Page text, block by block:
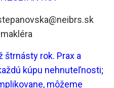
štrnásty rok. Prax a
kúpu nehnuteľnosti;
môžeme